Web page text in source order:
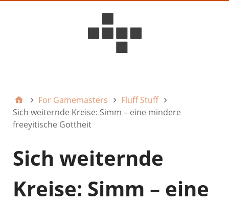
For Gamemasters
Fluff Stuff
Sich weiternde Kreise: Simm – eine mindere
freeyitische Gottheit
Sich weiternde
Kreise: Simm – eine